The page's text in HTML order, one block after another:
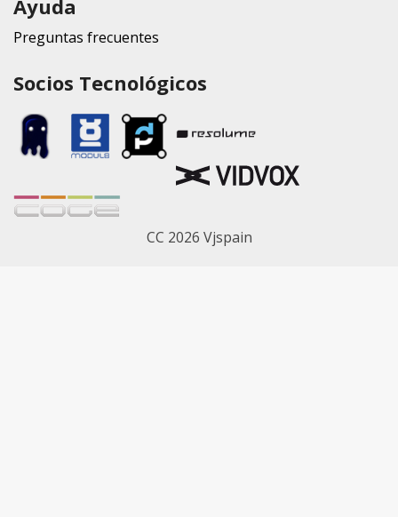
Ayuda
Preguntas frecuentes
Socios Tecnológicos
CC 2026 Vjspain